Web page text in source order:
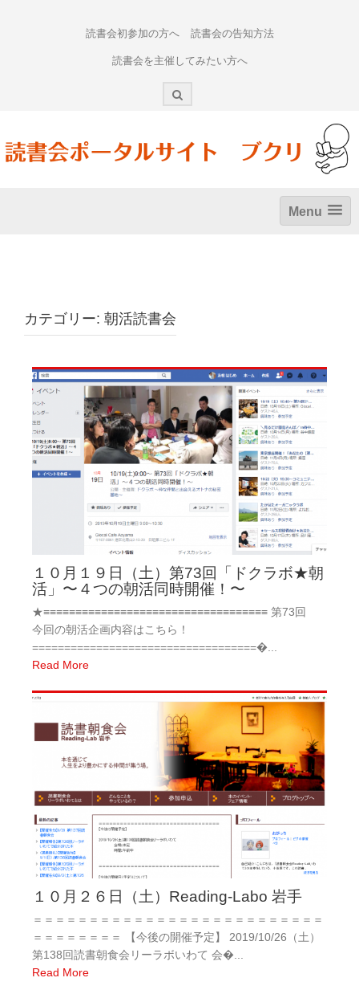
読書会初参加の方へ 読書会の告知方法
読書会を主催してみたい方へ
Menu
カテゴリー: 朝活読書会
１０月１９日（土）第73回「ドクラボ★朝
活」〜４つの朝活同時開催！〜
★≡≡≡≡≡≡≡≡≡≡≡≡≡≡≡≡≡≡≡≡≡≡≡≡≡≡≡≡≡≡≡≡≡≡≡ 第73回
今回の朝活企画内容はこちら！
===================================�...
Read More
１０月２６日（土）Reading-Labo 岩手
＝＝＝＝＝＝＝＝＝＝＝＝＝＝＝＝＝＝＝＝＝＝＝＝＝＝
＝＝＝＝＝＝＝＝ 【今後の開催予定】 2019/10/26（土）
第138回読書朝食会リーラボいわて 会�...
Read More